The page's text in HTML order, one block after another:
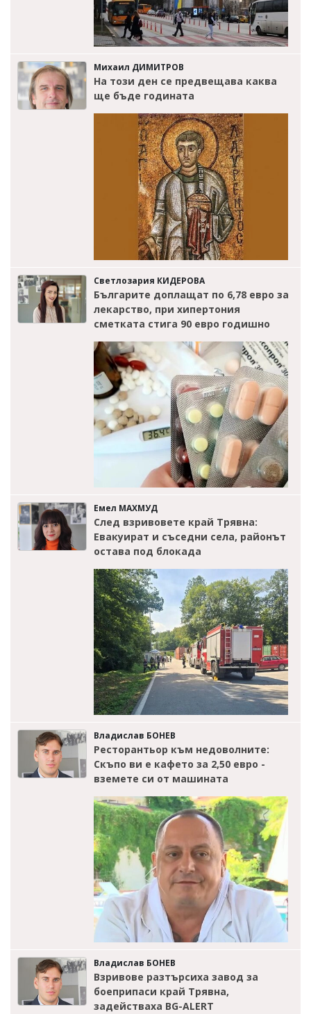
Михаил ДИМИТРОВ
На този ден се предвещава каква
ще бъде годината
Светлозария КИДЕРОВА
Българите доплащат по 6,78 евро за
лекарство, при хипертония
сметката стига 90 евро годишно
Емел МАХМУД
След взривовете край Трявна:
Евакуират и съседни села, районът
остава под блокада
Владислав БОНЕВ
Ресторантьор към недоволните:
Скъпо ви е кафето за 2,50 евро -
вземете си от машината
Владислав БОНЕВ
Взривове разтърсиха завод за
боеприпаси край Трявна,
задействаха BG-ALERT